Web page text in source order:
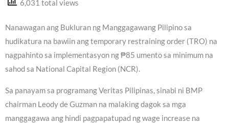
6,031 total views
Nanawagan ang Bukluran ng Manggagawang Pilipino sa
hudikatura na bawiin ang temporary restraining order (TRO) na
nagpahinto sa implementasyon ng ₱85 umento sa minimum na
sahod sa National Capital Region (NCR).
Sa panayam sa programang Veritas Pilipinas, sinabi ni BMP
chairman Leody de Guzman na malaking dagok sa mga
manggagawa ang hindi pagpapatupad ng wage increase na